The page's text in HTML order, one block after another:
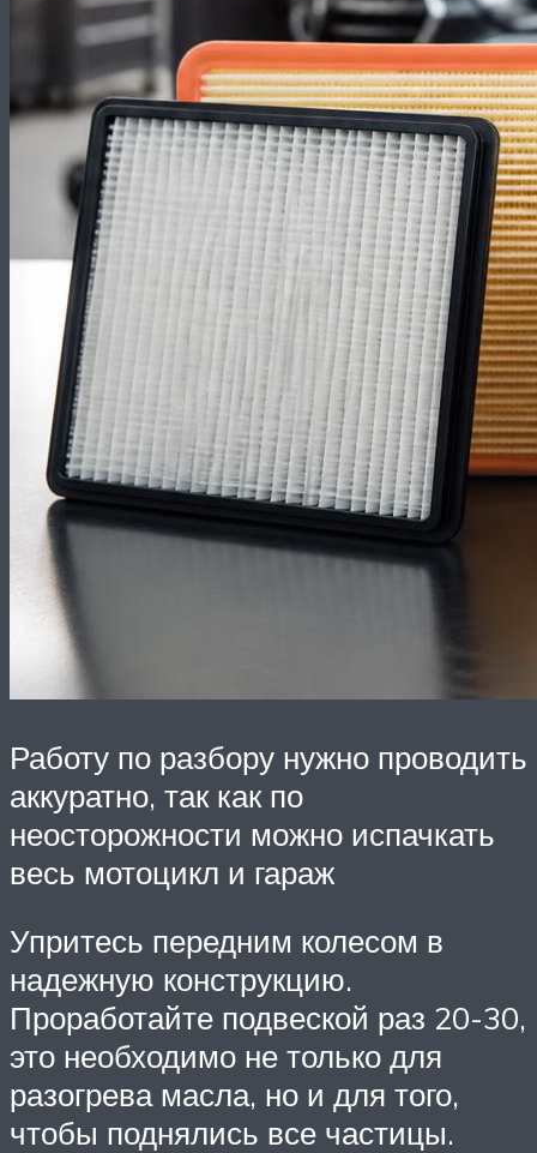
Работу по разбору нужно проводить
аккуратно, так как по
неосторожности можно испачкать
весь мотоцикл и гараж
Упритесь передним колесом в
надежную конструкцию.
Проработайте подвеской раз 20-30,
это необходимо не только для
разогрева масла, но и для того,
чтобы поднялись все частицы.